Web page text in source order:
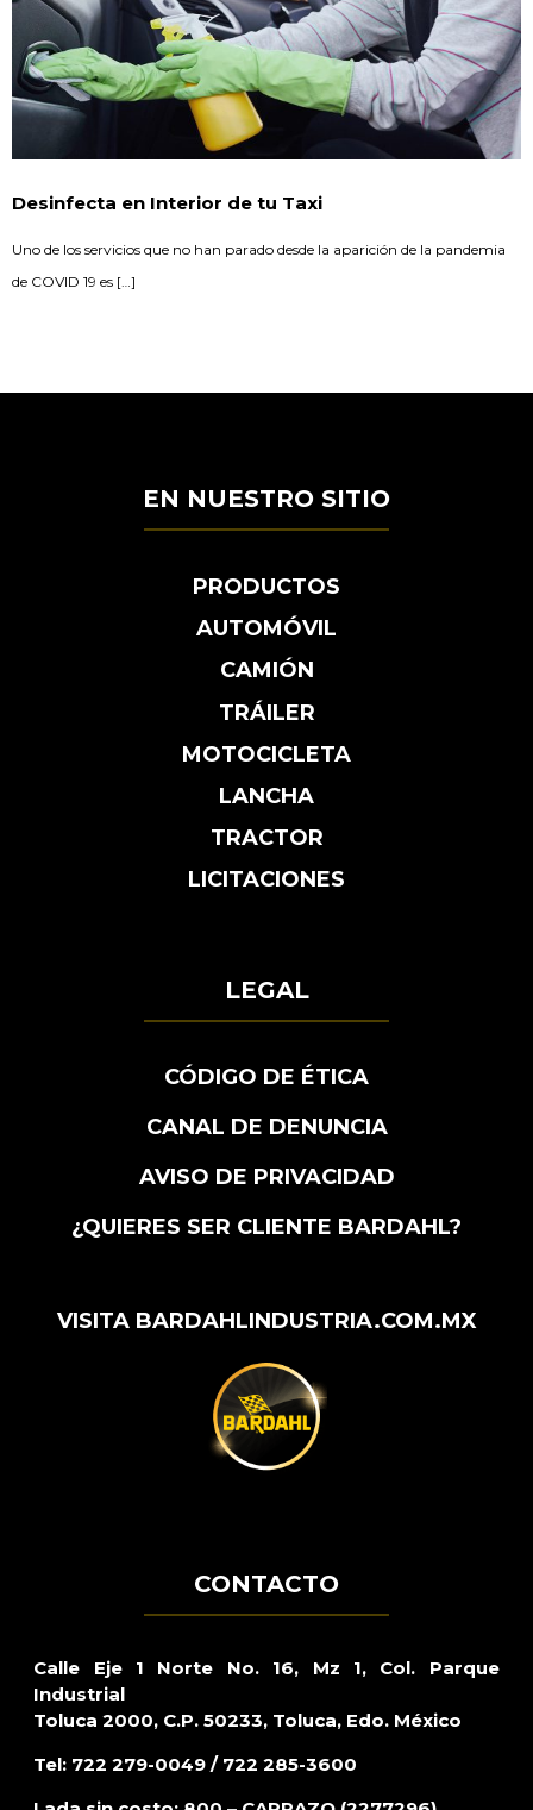
Desinfecta en Interior de tu Taxi
Uno de los servicios que no han parado desde la aparición de la pandemia
de COVID 19 es […]
EN NUESTRO SITIO
PRODUCTOS
AUTOMÓVIL
CAMIÓN
TRÁILER
MOTOCICLETA
LANCHA
TRACTOR
LICITACIONES
LEGAL
CÓDIGO DE ÉTICA
CANAL DE DENUNCIA
AVISO DE PRIVACIDAD
¿QUIERES SER CLIENTE BARDAHL?
VISITA BARDAHLINDUSTRIA.COM.MX
CONTACTO
Calle Eje 1 Norte No. 16, Mz 1, Col. Parque
Industrial
Toluca 2000, C.P. 50233, Toluca, Edo. México
Tel: 722 279-0049 / 722 285-3600